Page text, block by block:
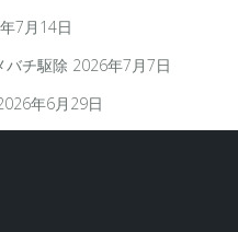
7月14日
バチ駆除 2026年7月7日
年6月29日